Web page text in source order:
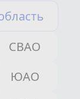
СВАО
ЮАО